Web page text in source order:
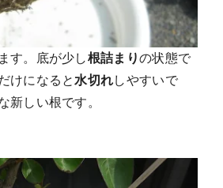
す。底が少し根詰まりの状態で
けになると 水切れしやすいで
新しい根です。